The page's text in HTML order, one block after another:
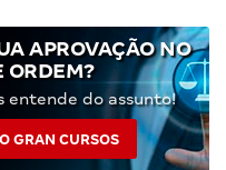
APROVAÇÃO NO
ORDEM?
entende do assunto!
GRAN CURSOS